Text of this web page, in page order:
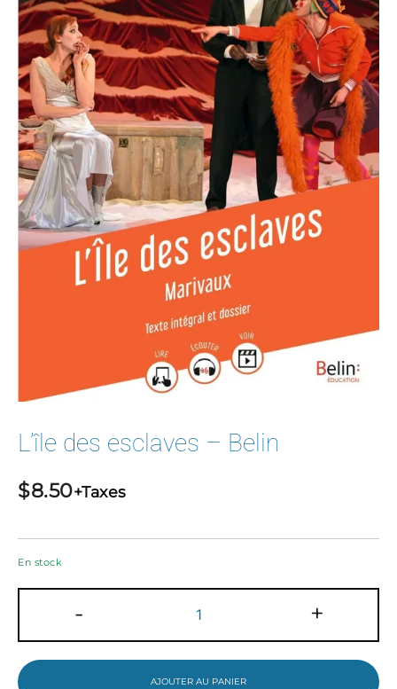
L’île des esclaves – Belin
$8.50+Taxes
En stock
-
de
des
esclaves
-
+
AJOUTER AU PANIER